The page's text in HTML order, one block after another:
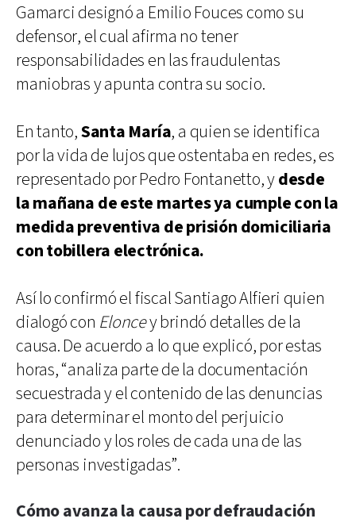
Gamarci designó a Emilio Fouces como su
defensor, el cual afirma no tener
responsabilidades en las fraudulentas
maniobras y apunta contra su socio.
En tanto,Santa María, a quien se identifica
por la vida de lujos que ostentaba en redes, es
representado por Pedro Fontanetto, ydesde
la mañana de este martes ya cumple con la
medida preventiva de prisión domiciliaria
con tobillera electrónica.
Así lo confirmó el fiscal Santiago Alfieri quien
dialogó con Eloncey brindó detalles de la
causa. De acuerdo a lo que explicó, por estas
horas, “analiza parte de la documentación
secuestrada y el contenido de las denuncias
para determinar el monto del perjuicio
denunciado y los roles de cada una de las
personas investigadas”.
Cómo avanza la causa por defraudación